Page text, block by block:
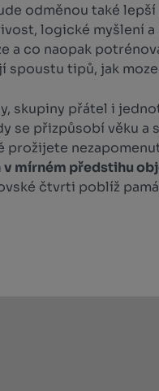
odměnou také
logické myšlení a
a co naopak
spoustu tipů, jak
skupiny přátel i
se přizpůsobí věku a
prožijete
mírném předstihu
čtvrti poblíž